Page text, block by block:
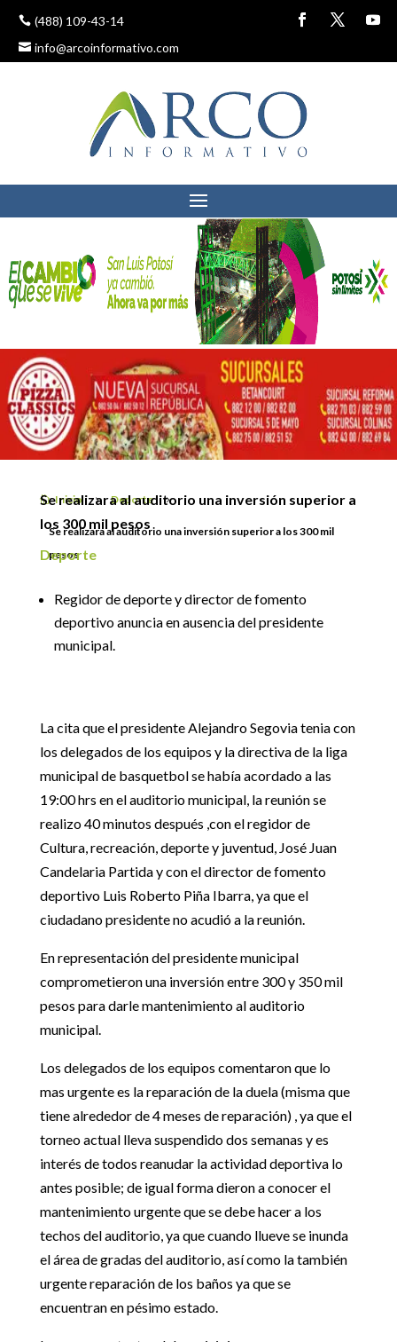
(488) 109-43-14
info@arcoinformativo.com
 Inicio 5 Deporte 5
Se realizara al auditorio una inversión superior a los 300 mil
pesos
SE REALIZARA AL
AUDITORIO UNA
INVERSIÓN SUPERIOR A
LOS 300 MIL PESOS
Deporte
7 octubre, 2018
Se realizara al auditorio una inversión superior a
los 300 mil pesos
Regidor de deporte y director de fomento
deportivo anuncia en ausencia del presidente
municipal.
La cita que el presidente Alejandro Segovia tenia con
los delegados de los equipos y la directiva de la liga
municipal de basquetbol se había acordado a las
19:00 hrs en el auditorio municipal, la reunión se
realizo 40 minutos después ,con el regidor de
Cultura, recreación, deporte y juventud, José Juan
Candelaria Partida y con el director de fomento
deportivo Luis Roberto Piña Ibarra, ya que el
ciudadano presidente no acudió a la reunión.
En representación del presidente municipal
comprometieron una inversión entre 300 y 350 mil
pesos para darle mantenimiento al auditorio
municipal.
Los delegados de los equipos comentaron que lo
mas urgente es la reparación de la duela (misma que
tiene alrededor de 4 meses de reparación) , ya que el
torneo actual lleva suspendido dos semanas y es
interés de todos reanudar la actividad deportiva lo
antes posible; de igual forma dieron a conocer el
mantenimiento urgente que se debe hacer a los
techos del auditorio, ya que cuando llueve se inunda
el área de gradas del auditorio, así como la también
urgente reparación de los baños ya que se
encuentran en pésimo estado.